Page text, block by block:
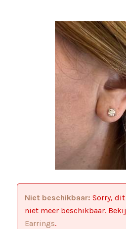
Niet beschikbaar: Sorry,
niet meer beschikbaar.
Earrings.